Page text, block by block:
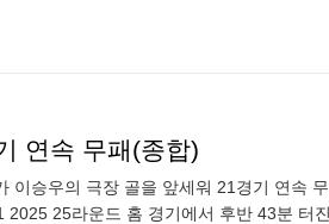
연속 무패(종합)
이승우의 극장 골을 앞세워 21경기 연속
25라운드 홈 경기에서 후반 43분 터진